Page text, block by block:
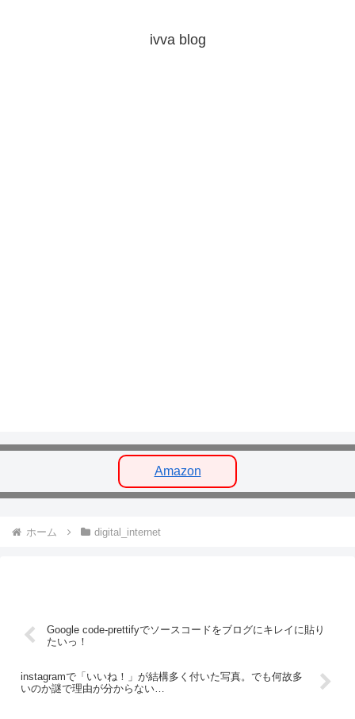
ivva blog
Amazon
ホーム digital_internet
Google code-prettifyでソースコードをブログにキレイに貼り
たいっ！
instagramで「いいね！」が結構多く付いた写真。でも何故多
いのか謎で理由が分からない…